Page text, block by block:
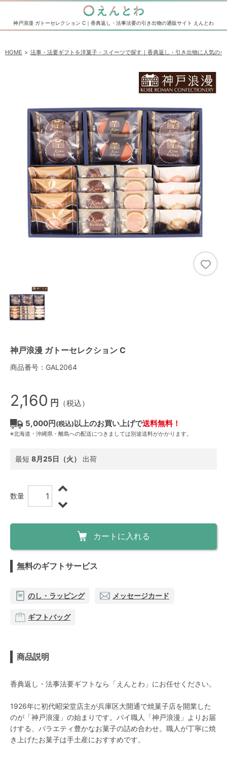
神戸浪漫 ガトーセレクション C｜香典返し・法事法要の引き出物の通販サイト えんとわ
HOME 法事・法要ギフトを洋菓子・スイーツで探す｜香典返し・引き出物に人気のギ
神戸浪漫 ガトーセレクション C
商品番号：GAL2064
2,160 円 （税込）
5,000円(税込)以上のお買い上げで送料無料！
※北海道・沖縄県・離島への配送につきましては別途送料がかかります。
最短 8月25日（火） 出荷
数量
カートに入れる
無料のギフトサービス
のし・ラッピング メッセージカード
ギフトバッグ
商品説明
香典返し・法事法要ギフトなら「えんとわ」にお任せください。
1926年に初代昭栄堂店主が兵庫区大開通で焼菓子店を開業した
のが「神戸浪漫」の始まりです。パイ職人「神戸浪漫」よりお届
けする、バラエティ豊かなお菓子の詰め合わせ。職人が丁寧に焼
き上げたお菓子は手土産におすすめです。